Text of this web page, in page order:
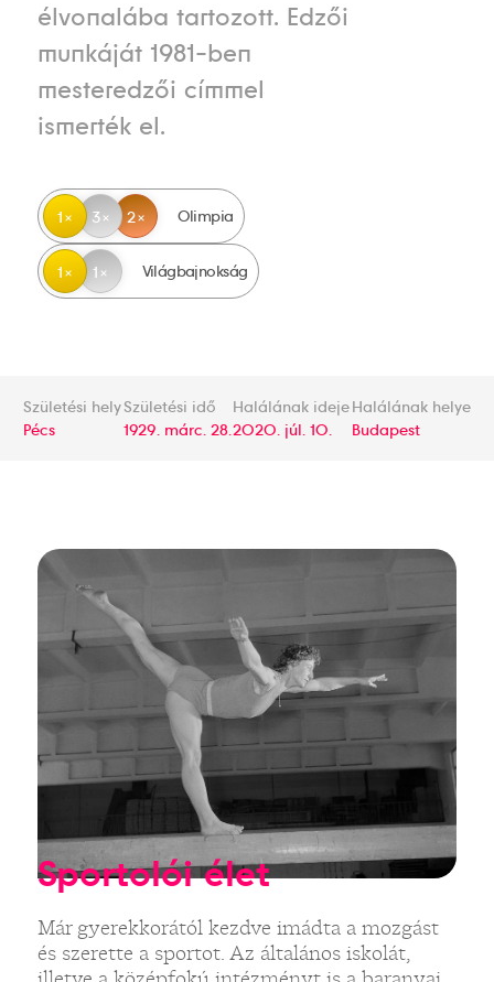
élvonalába tartozott. Edzői
munkáját 1981-ben
mesteredzői címmel
ismerték el.
1 3 2 Olimpia
1 1 Világbajnokság
Születési hely
Pécs
Születési idő
1929. márc. 28.
Halálának ideje
2020. júl. 10.
Halálának helye
Budapest
Sportolói élet
Már gyerekkorától kezdve imádta a mozgást
és szerette a sportot. Az általános iskolát,